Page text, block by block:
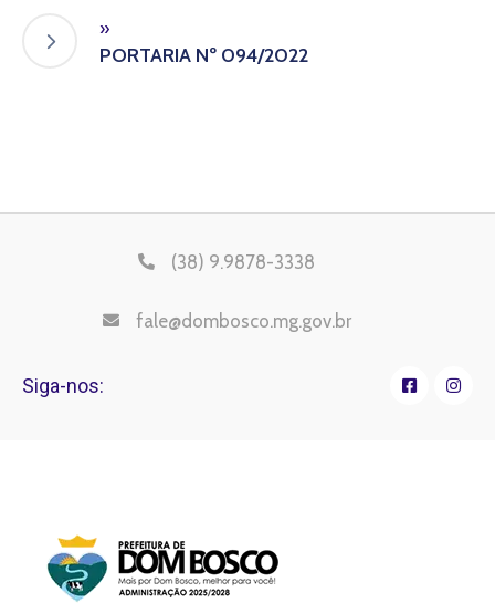
»
PORTARIA Nº 094/2022
(38) 9.9878-3338
fale@dombosco.mg.gov.br
Siga-nos: